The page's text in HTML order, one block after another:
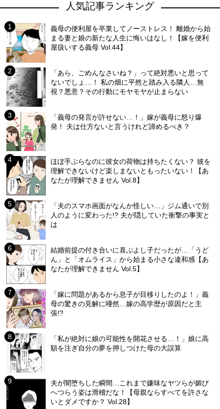
人気記事ランキング
義母の便利屋を卒業してノーストレス！ 離婚から始
まる妻と娘の新たな人生に悔いはなし！【嫁を便利
屋扱いする義母 Vol.44】
「あら、ごめんなさいね？」って絶対悪いと思って
ないでしょ…！ 私の畑に平然と踏み入る隣人…無
視？悪意？その行動にモヤモヤが止まらない
「義母の発言が許せない…！」嫁が義母に怒り爆
発！ 夫は仕方ないと言うけれど諦めるべき？
ほぼ手ぶらなのに彼女の荷物は持ちたくない？ 彼を
理解できないけど楽しまないともったいない！【あ
なたが理解できません Vol.8】
「夫のスマホ画面がなんか怪しい…」ジム通いで別
人のように変わった!? 夫が隠していた衝撃の事実と
は
結婚前提の付き合いに喜ぶよし子だったが…「うど
ん」と「オムライス」から始まる小さな違和感【あ
なたが理解できません Vol.5】
「嫁に問題があるから息子が目移りしたのよ！」義
母の驚きの見解に唖然…嫁の高学歴が原因だと主
張!?
「私が絶対に娘の可能性を開花させる…！」娘に高
額を注ぎ自分の夢を押しつけた母の大誤算
夫が闇堕ちした瞬間…これまで嫌味なヤツらが媚び
へつらう姿は滑稽だな！【母親ならすべてを許さな
いとダメですか？ Vol.28】